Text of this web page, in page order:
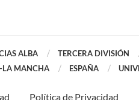
ALBA TERCERA DIVISIÓN
LA MANCHA ESPAÑA
Política de Privacidad